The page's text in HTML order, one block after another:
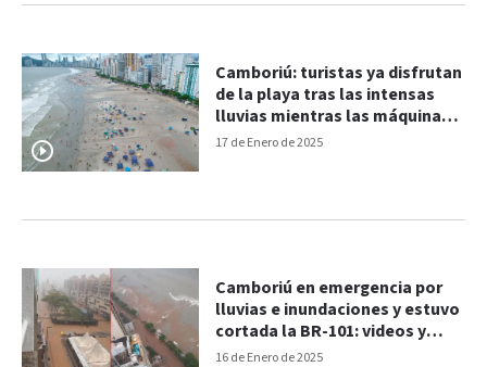
17 de Enero de 2025
Camboriú: turistas ya disfrutan
de la playa tras las intensas
lluvias mientras las máquinas
trabajan
16 de Enero de 2025
Camboriú en emergencia por
lluvias e inundaciones y estuvo
cortada la BR-101: videos y
fotos